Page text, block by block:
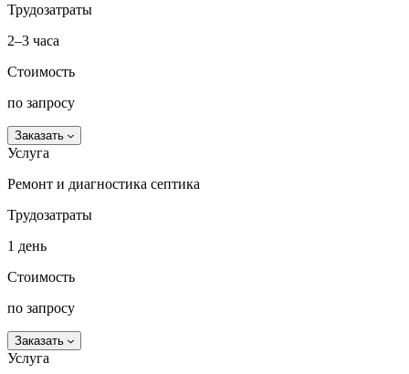
Трудозатраты
2–3 часа
Стоимость
по запросу
Заказать
Услуга
Ремонт и диагностика септика
Трудозатраты
1 день
Стоимость
по запросу
Заказать
Услуга